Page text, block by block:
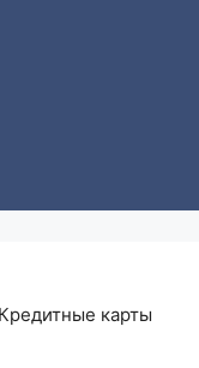
Кредитные карты